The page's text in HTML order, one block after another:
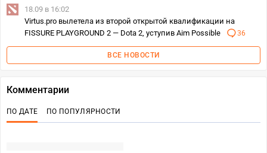
18.09 в 16:02
Virtus.pro вылетела из второй открытой квалификации на
FISSURE PLAYGROUND 2 — Dota 2, уступив Aim Possible
36
ВСЕ НОВОСТИ
Комментарии
ПО ДАТЕ ПО ПОПУЛЯРНОСТИ